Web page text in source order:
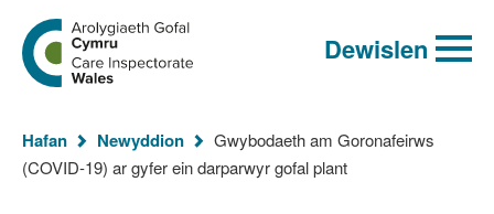
Chwiliad
allweddeiriau
cyflawn
Chwilio
Ewch
i
hafan
Arolygiaeth
Cymru
Dewislen
Rydych
chi
Hafan Newyddion
Gwybodaeth am Goronafeirws
(COVID-19) ar gyfer ein darparwyr gofal plant